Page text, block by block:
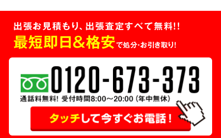
出張お見積もり、出張査定すべて無料!!
最短即日＆格安で処分・お引き取り！